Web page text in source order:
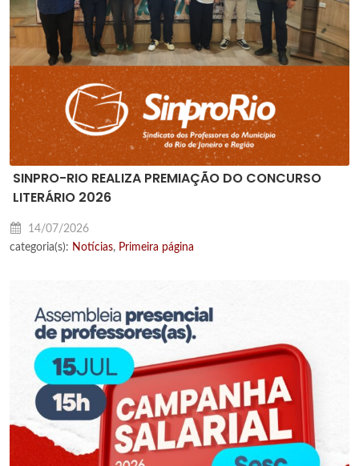
SINPRO-RIO REALIZA PREMIAÇÃO DO CONCURSO
LITERÁRIO 2026
14/07/2026
categoria(s): Notícias, Primeira página